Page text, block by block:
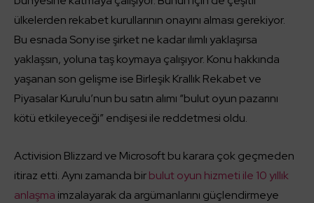
ülkelerden rekabet kurullarının onayını alması gerekiyor.
Bu esnada Sony ise şirket ne kadar ılımlı yaklaşırsa
yaklaşsın, yoluna taş koymaya çalışıyor. Konu hakkında
yaşanan son gelişme ise Birleşik Krallık Rekabet ve
Piyasalar Kurulu’nun bu satın alımı “bulut oyun pazarını
kötü etkileyeceği” endişesi ile reddetmesi oldu.
Activision Blizzard ve Microsoft bu karara çok geçmeden
itiraz etti. Aynı zamanda birbulut oyun hizmeti ile 10 yıllık
anlaşma imzalayarak da argümanlarını güçlendirmeye